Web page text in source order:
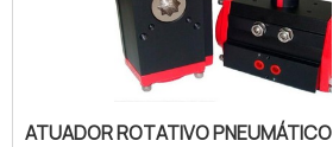
ATUADOR ROTATIVO PNEUMÁTICO